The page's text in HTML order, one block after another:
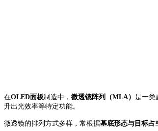
在OLED面板制造中， 微透镜阵列（MLA） 是一类
升出光效率等特定功能。
微透镜的排列方式多样，常根据基底形态与目标占